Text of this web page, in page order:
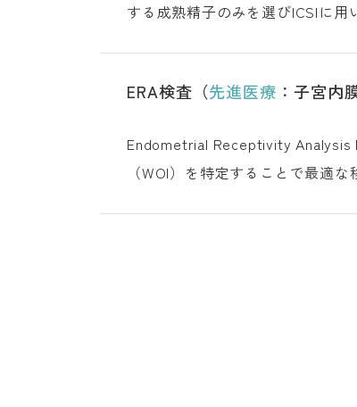
する成熟精子のみを選びICSIに
ERA検査（先進医療 ：子宮内
（WOI）を特定することで最適